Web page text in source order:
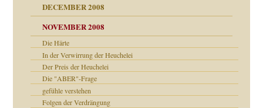
DECEMBER 2008
NOVEMBER 2008
Die Härte
In der Verwirrung der Heuchelei
Der Preis der Heuchelei
Die "ABER"-Frage
gefühle verstehen
Folgen der Verdrängung